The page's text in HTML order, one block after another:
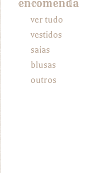
encomenda
ver tudo
vestidos
saias
blusas
outros